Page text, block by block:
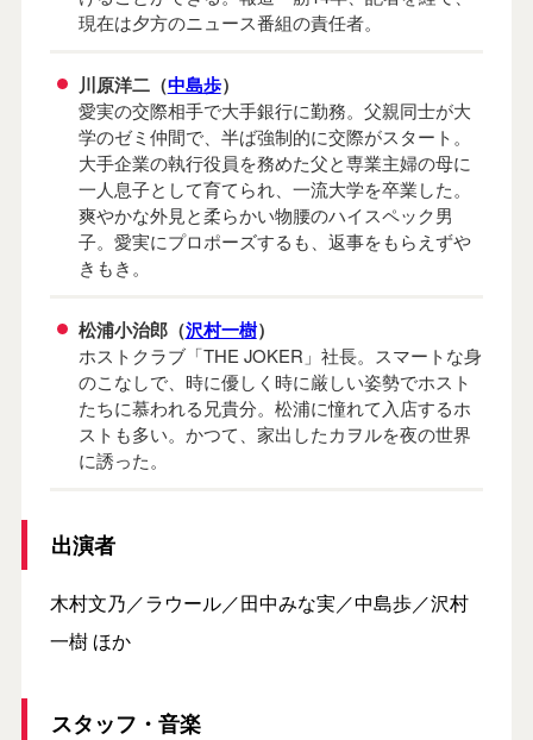
現在は夕方のニュース番組の責任者。
川原洋二（中島歩）
愛実の交際相手で大手銀行に勤務。父親同士が大
学のゼミ仲間で、半ば強制的に交際がスタート。
大手企業の執行役員を務めた父と専業主婦の母に
一人息子として育てられ、一流大学を卒業した。
爽やかな外見と柔らかい物腰のハイスペック男
子。愛実にプロポーズするも、返事をもらえずや
きもき。
松浦小治郎（沢村一樹）
ホストクラブ「THE JOKER」社長。スマートな身
のこなしで、時に優しく時に厳しい姿勢でホスト
たちに慕われる兄貴分。松浦に憧れて入店するホ
ストも多い。かつて、家出したカヲルを夜の世界
に誘った。
出演者
木村文乃／ラウール／田中みな実／中島歩／沢村
一樹 ほか
スタッフ・音楽